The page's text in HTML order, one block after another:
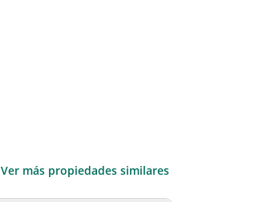
Ver más propiedades similares